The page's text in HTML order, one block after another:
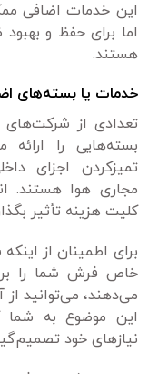
این خدمات اضافی
اما برای حفظ و
هستند.
خدمات یا بسته‌های
تعدادی از شرکت‌های
بسته‌هایی را
تمیزکردن اجزای
مجاری هوا هستند.
کلیت هزینه تأثیر
برای اطمینان از
خاص فرش شما را
می‌دهند، می‌توانید
این موضوع به
نیازهای خود